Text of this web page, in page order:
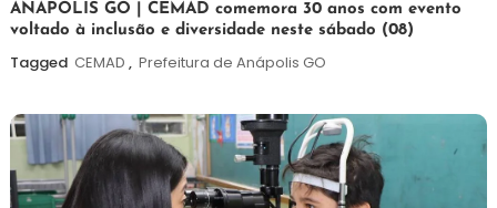
7
de
agosto
Maurilio
ANÁPOLIS GO | CEMAD comemora 30 anos com evento
voltado à inclusão e diversidade neste sábado (08)
Tagged CEMAD , Prefeitura de Anápolis GO